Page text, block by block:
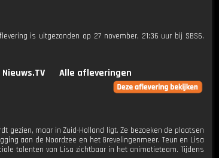
is uitgezonden op 27 november, 21:36 uur bij SBS6.
Nieuws.TV Alle afleveringen
gezien, maar in Zuid-Holland ligt. Ze bezoeken de plaatsen
aan de Noordzee en het Grevelingenmeer. Teun en Lisa
talenten van Lisa zichtbaar in het animatieteam. Tijdens